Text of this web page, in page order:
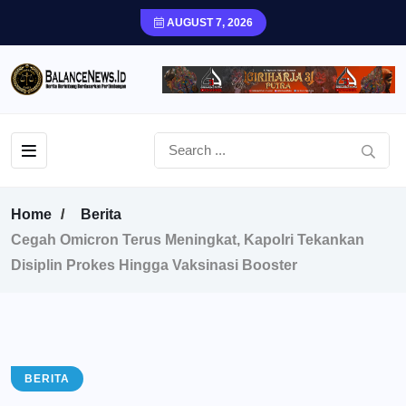
AUGUST 7, 2026
Home
Berita
Cegah Omicron Terus Meningkat, Kapolri Tekankan
Disiplin Prokes Hingga Vaksinasi Booster
BERITA